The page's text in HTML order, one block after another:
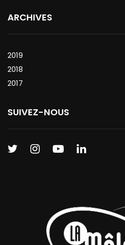
ARCHIVES
2019
2018
2017
SUIVEZ-NOUS